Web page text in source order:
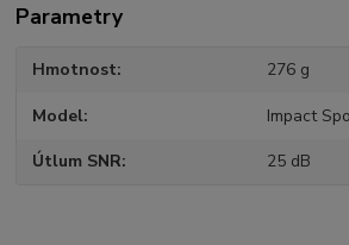
Parametry
Hmotnost 276 g
Model Impact
Útlum SNR 25 dB